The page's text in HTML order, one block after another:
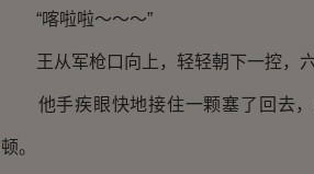
“喀啦啦～～～”
王从军枪口向上，轻轻朝下一控，六
他手疾眼快地接住一颗塞了回去，
顿。